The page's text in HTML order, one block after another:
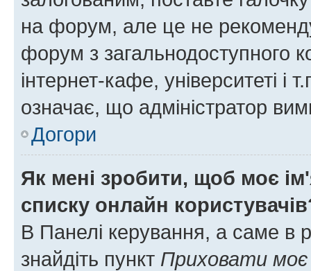
на форум, але це не
форум з загальнодоступного
інтернет-кафе, університеті і
означає, що адміністратор
Догори
Як мені зробити, щоб моє
списку онлайн
В Панелі керування, а саме в
знайдіть пункт Приховати моє